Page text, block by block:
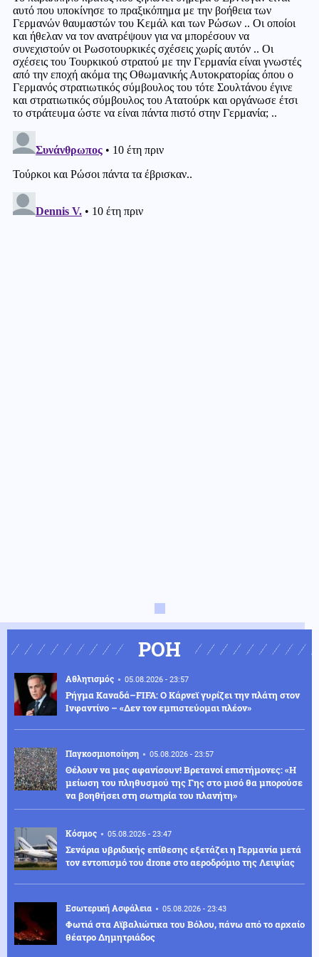
ΡΟΗ
Αθλητισμός 05.08.2026 - 23:57
Ρήγμα Καναδά–FIFA: Ο Κάρνεϊ γυρίζει την πλάτη στον
Ινφαντίνο – «Δεν τον εμπιστεύομαι πλέον»
Παγκοσμιοποίηση 05.08.2026 - 23:57
Θέλουν να μας αφανίσουν! Βρετανοί επιστήμονες: «Η
μείωση του πληθυσμού της Γης στο μισό θα μπορούσε
να βοηθήσει στη σωτηρία του πλανήτη»
Κόσμος 05.08.2026 - 23:47
Σενάρια υβριδικής επίθεσης εξετάζει η Γερμανία μετά
τον εντοπισμό του drone στο αεροδρόμιο της Λειψίας
Εσωτερική Ασφάλεια 05.08.2026 - 23:43
Φωτιά στα Αϊβαλιώτικα του Βόλου, πάνω από το αρχαίο
θέατρο Δημητριάδος